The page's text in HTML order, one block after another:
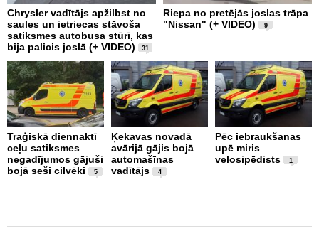
Chrysler vadītājs apžilbst no
saules un ietriecas stāvoša
satiksmes autobusa stūrī, kas
bija palicis joslā (+ VIDEO)
31
Riepa no pretējās joslas trāpa
"Nissan" (+ VIDEO)
9
Traģiskā diennaktī
ceļu satiksmes
negadījumos gājuši
bojā seši cilvēki
5
Ķekavas novadā
avārijā gājis bojā
automašīnas
vadītājs
4
Pēc iebraukšanas
upē miris
velosipēdists
1